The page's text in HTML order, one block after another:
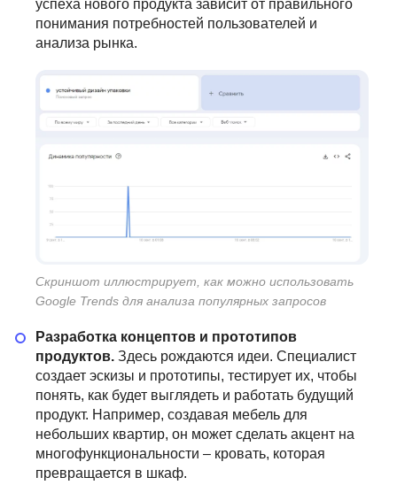
успеха нового продукта зависит от правильного
понимания потребностей пользователей и
анализа рынка.
Скриншот иллюстрирует, как можно использовать
Google Trends для анализа популярных запросов
Разработка концептов и прототипов
продуктов. Здесь рождаются идеи. Специалист
создает эскизы и прототипы, тестирует их, чтобы
понять, как будет выглядеть и работать будущий
продукт. Например, создавая мебель для
небольших квартир, он может сделать акцент на
многофункциональности – кровать, которая
превращается в шкаф.